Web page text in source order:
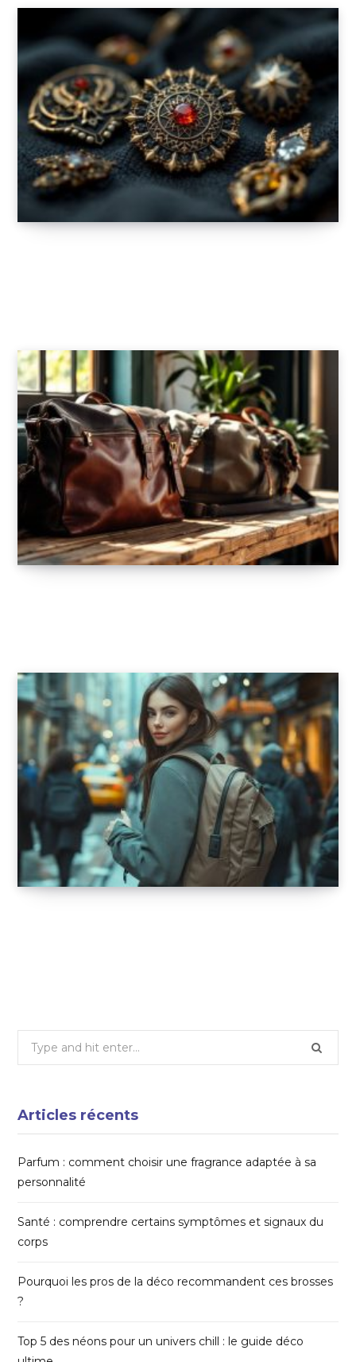
Search
Articles récents
Parfum : comment choisir une fragrance adaptée à sa
personnalité
Santé : comprendre certains symptômes et signaux du
corps
Pourquoi les pros de la déco recommandent ces brosses
?
Top 5 des néons pour un univers chill : le guide déco